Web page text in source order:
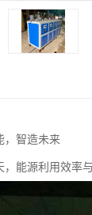
，智造未来
能源利用效率